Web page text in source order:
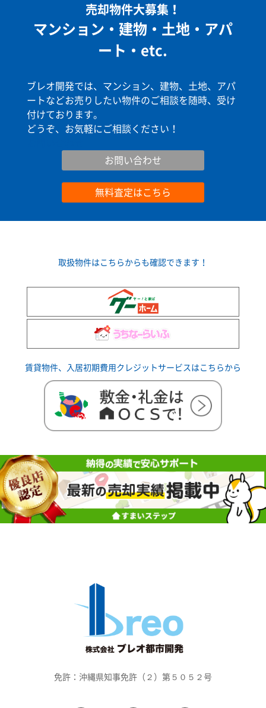
売却物件大募集！
マンション・建物・土地・アパ
ート・etc.
ブレオ開発では、マンション、建物、土地、アパ
ートなどお売りしたい物件のご相談を随時、受け
付けております。
どうぞ、お気軽にご相談ください！
お問い合わせ
無料査定はこちら
取扱物件はこちらからも確認できます！
賃貸物件、入居初期費用クレジットサービスはこちらから
免許：沖縄県知事免許（２）第５０５２号